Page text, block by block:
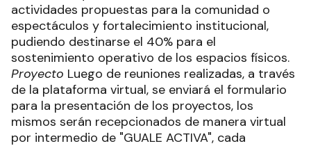
actividades propuestas para la comunidad o
espectáculos y fortalecimiento institucional,
pudiendo destinarse el 40% para el
sostenimiento operativo de los espacios físicos.
Proyecto Luego de reuniones realizadas, a través
de la plataforma virtual, se enviará el formulario
para la presentación de los proyectos, los
mismos serán recepcionados de manera virtual
por intermedio de "GUALE ACTIVA", cada